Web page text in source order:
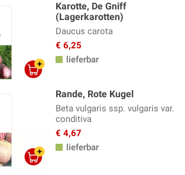
Karotte, De Gniff
(Lagerkarotten)
Daucus carota
€ 6,25
lieferbar
Rande, Rote Kugel
Beta vulgaris ssp. vulgaris var.
conditiva
€ 4,67
lieferbar